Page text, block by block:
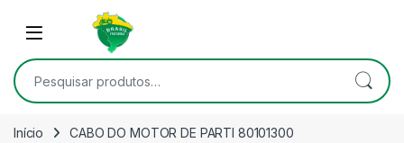
Skip to navigation
Open
Pesquisar por:
Início CABO DO MOTOR DE PARTI 80101300